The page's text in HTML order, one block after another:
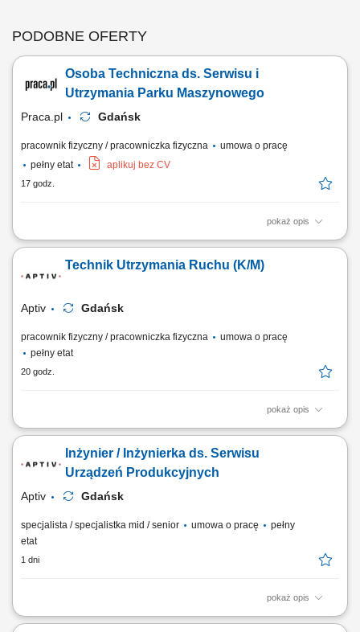
PODOBNE OFERTY
Osoba Techniczna ds. Serwisu i
Utrzymania Parku Maszynowego
Praca.pl Gdańsk
pracownik fizyczny / pracowniczka fizyczna
umowa o pracę
pełny etat
aplikuj bez CV
17 godz.
pokaż opis
Opis stanowiska Zapewnianie pełnej ciągłości operacyjnej oraz
produkcyjnych. Przeprowadzanie okresowych konserwacji, przeglądów
technicznych oraz bieżących napraw aparatury montażowej, pakującej i
Technik Utrzymania Ruchu (K/M)
Aptiv Gdańsk
pracownik fizyczny / pracowniczka fizyczna
umowa o pracę
pełny etat
20 godz.
pokaż opis
Miejsce pracy: Gdańsk Wymagania: Wykształcenie techniczne.
doświadczenie w obsłudze i serwisowaniu maszyn do produkcji
seryjnej (montaż, test, pakowanie) Mile widziane będzie doświadczenie
Inżynier / Inżynierka ds. Serwisu
Urządzeń Produkcyjnych
Aptiv Gdańsk
specjalista / specjalistka mid / senior umowa o pracę
pełny
etat
1 dni
pokaż opis
Zadania Bieżący nadzór nad kondycją technologiczną maszyn i ich